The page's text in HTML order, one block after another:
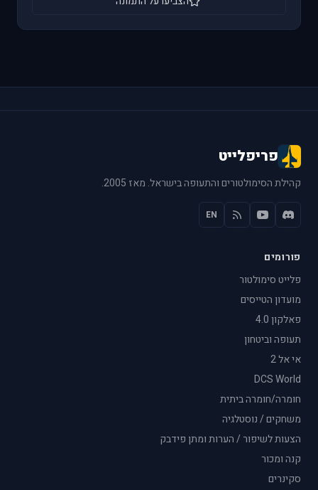
פריפלייט
קהילת הסימולטורים והתעופה בישראל. מאז 2005.
EN
פורומים
פלייט סימולטור
מועדון הטייסים
פאלקון 4.0
תעופה וביטחון
אי אל 2
DCS World
חומרה/חומרה ביתית
משחקים / נוסטלגיה
הצעות לשיפור / הערות ומתן פידבק
קנה ומכור
סקינרים